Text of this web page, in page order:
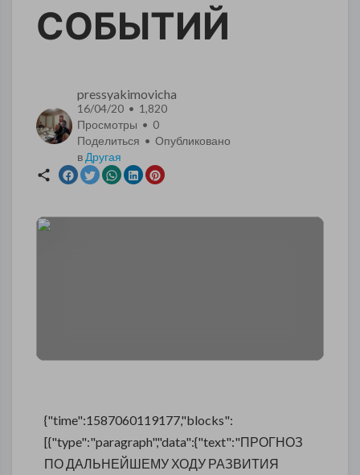
СОБЫТИЙ
pressyakimovicha
16/04/20 • 1,820
Просмотры • 0
Поделиться • Опубликовано
в Другая
{"time":1587060119177,"blocks":
[{"type":"paragraph","data":{"text":"ПРОГНОЗ
ПО ДАЛЬНЕЙШЕМУ ХОДУ РАЗВИТИЯ